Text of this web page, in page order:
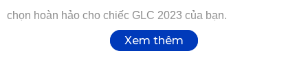
chọn hoàn hảo cho chiếc GLC 2023 của bạn.